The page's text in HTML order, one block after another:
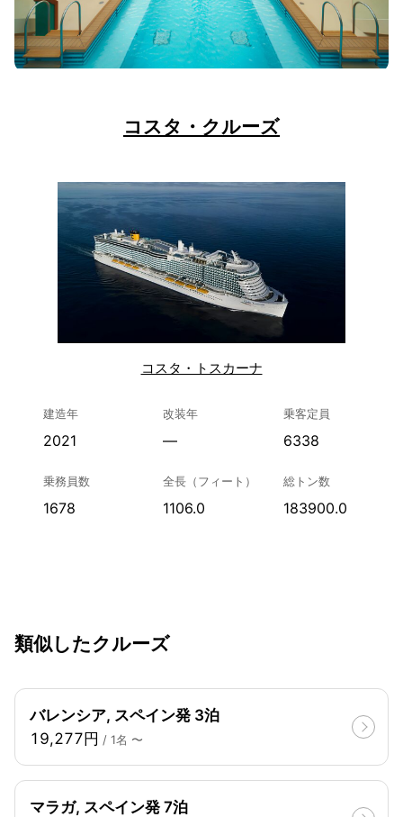
コスタ・クルーズ
コスタ・トスカーナ
建造年
2021
改装年
—
乗客定員
6338
乗務員数
1678
全長（フィート）
1106.0
総トン数
183900.0
類似したクルーズ
バレンシア, スペイン発 3泊
19,277円 / 1名 〜
マラガ, スペイン発 7泊